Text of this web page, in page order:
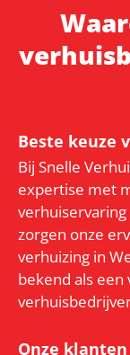
Beste keuze
Bij Snelle
expertise met
zorgen onze
verhuizing in
bekend als
Onze klanten